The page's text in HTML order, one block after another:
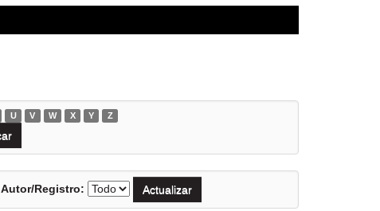
U V W X Y Z
Autor/Registro: